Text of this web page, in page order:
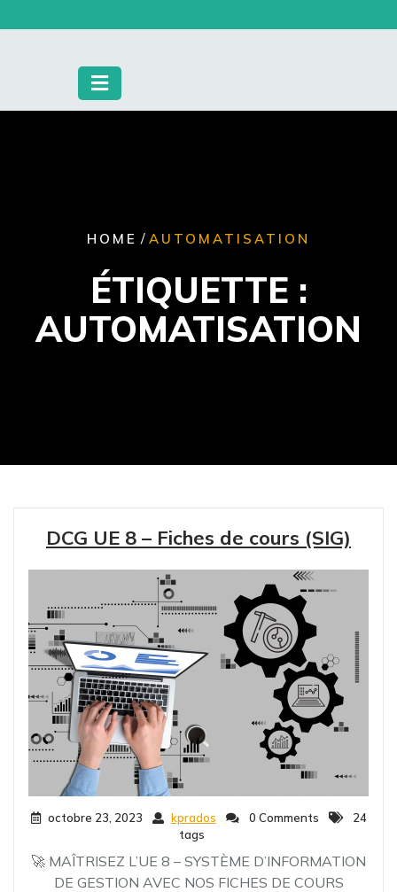
to
HOME / AUTOMATISATION
ÉTIQUETTE :
AUTOMATISATION
DCG UE 8 – Fiches de cours (SIG)
octobre 23, 2023 kprados 0 Comments
24
tags
🚀 MAÎTRISEZ L’UE 8 – SYSTÈME D’INFORMATION
DE GESTION AVEC NOS FICHES DE COURS